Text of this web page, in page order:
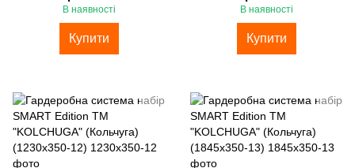
В наявності
Купити
В наявності
Купити